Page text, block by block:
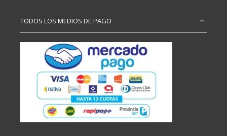
TODOS LOS MEDIOS DE PAGO